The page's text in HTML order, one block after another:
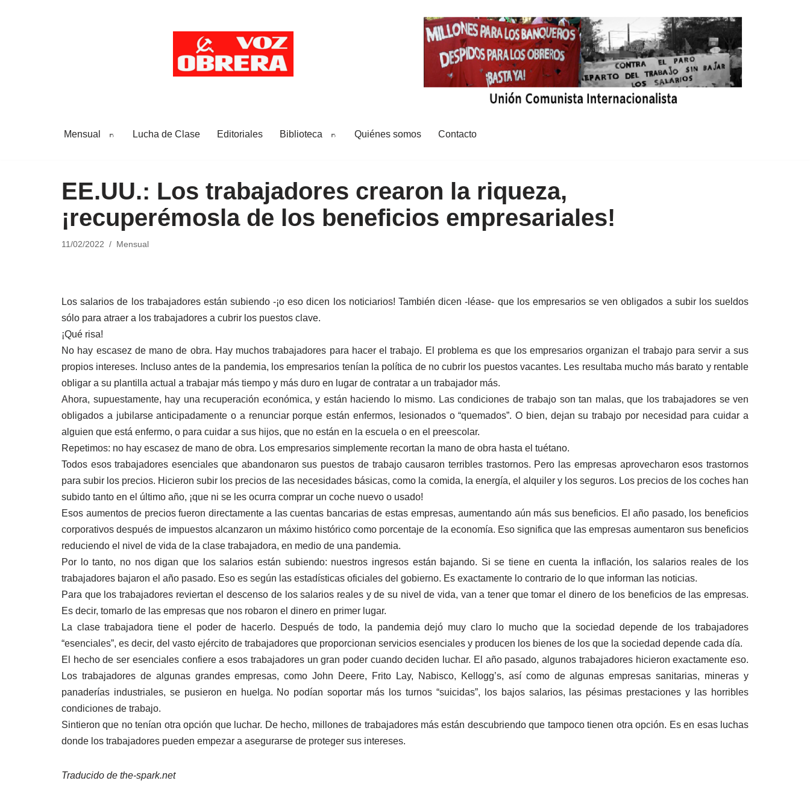
Mensual Lucha de Clase Editoriales Biblioteca Quiénes somos Contacto
EE.UU.: Los trabajadores crearon la riqueza,
¡recuperémosla de los beneficios empresariales!
11/02/2022 Mensual
Los salarios de los trabajadores están subiendo -¡o eso dicen los noticiarios! También dicen -léase- que los empresarios se ven obligados a subir los sueldos
sólo para atraer a los trabajadores a cubrir los puestos clave.
¡Qué risa!
No hay escasez de mano de obra. Hay muchos trabajadores para hacer el trabajo. El problema es que los empresarios organizan el trabajo para servir a sus
propios intereses. Incluso antes de la pandemia, los empresarios tenían la política de no cubrir los puestos vacantes. Les resultaba mucho más barato y rentable
obligar a su plantilla actual a trabajar más tiempo y más duro en lugar de contratar a un trabajador más.
Ahora, supuestamente, hay una recuperación económica, y están haciendo lo mismo. Las condiciones de trabajo son tan malas, que los trabajadores se ven
obligados a jubilarse anticipadamente o a renunciar porque están enfermos, lesionados o “quemados”. O bien, dejan su trabajo por necesidad para cuidar a
alguien que está enfermo, o para cuidar a sus hijos, que no están en la escuela o en el preescolar.
Repetimos: no hay escasez de mano de obra. Los empresarios simplemente recortan la mano de obra hasta el tuétano.
Todos esos trabajadores esenciales que abandonaron sus puestos de trabajo causaron terribles trastornos. Pero las empresas aprovecharon esos trastornos
para subir los precios. Hicieron subir los precios de las necesidades básicas, como la comida, la energía, el alquiler y los seguros. Los precios de los coches han
subido tanto en el último año, ¡que ni se les ocurra comprar un coche nuevo o usado!
Esos aumentos de precios fueron directamente a las cuentas bancarias de estas empresas, aumentando aún más sus beneficios. El año pasado, los beneficios
corporativos después de impuestos alcanzaron un máximo histórico como porcentaje de la economía. Eso significa que las empresas aumentaron sus beneficios
reduciendo el nivel de vida de la clase trabajadora, en medio de una pandemia.
Por lo tanto, no nos digan que los salarios están subiendo: nuestros ingresos están bajando. Si se tiene en cuenta la inflación, los salarios reales de los
trabajadores bajaron el año pasado. Eso es según las estadísticas oficiales del gobierno. Es exactamente lo contrario de lo que informan las noticias.
Para que los trabajadores reviertan el descenso de los salarios reales y de su nivel de vida, van a tener que tomar el dinero de los beneficios de las empresas.
Es decir, tomarlo de las empresas que nos robaron el dinero en primer lugar.
La clase trabajadora tiene el poder de hacerlo. Después de todo, la pandemia dejó muy claro lo mucho que la sociedad depende de los trabajadores
“esenciales”, es decir, del vasto ejército de trabajadores que proporcionan servicios esenciales y producen los bienes de los que la sociedad depende cada día.
El hecho de ser esenciales confiere a esos trabajadores un gran poder cuando deciden luchar. El año pasado, algunos trabajadores hicieron exactamente eso.
Los trabajadores de algunas grandes empresas, como John Deere, Frito Lay, Nabisco, Kellogg’s, así como de algunas empresas sanitarias, mineras y
panaderías industriales, se pusieron en huelga. No podían soportar más los turnos “suicidas”, los bajos salarios, las pésimas prestaciones y las horribles
condiciones de trabajo.
Sintieron que no tenían otra opción que luchar. De hecho, millones de trabajadores más están descubriendo que tampoco tienen otra opción. Es en esas luchas
donde los trabajadores pueden empezar a asegurarse de proteger sus intereses.
Traducido de the-spark.net